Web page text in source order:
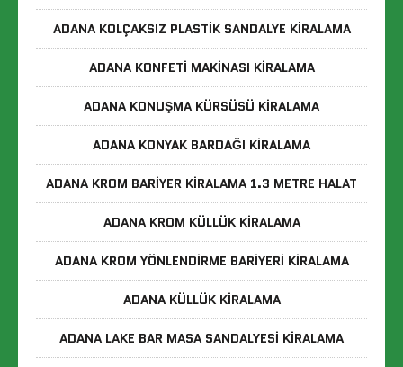
ADANA KOLÇAKSIZ PLASTIK SANDALYE KIRALAMA
ADANA KONFETI MAKINASI KIRALAMA
ADANA KONUŞMA KÜRSÜSÜ KIRALAMA
ADANA KONYAK BARDAĞI KIRALAMA
ADANA KROM BARIYER KIRALAMA 1.3 METRE HALAT
ADANA KROM KÜLLÜK KIRALAMA
ADANA KROM YÖNLENDIRME BARIYERI KIRALAMA
ADANA KÜLLÜK KIRALAMA
ADANA LAKE BAR MASA SANDALYESI KIRALAMA